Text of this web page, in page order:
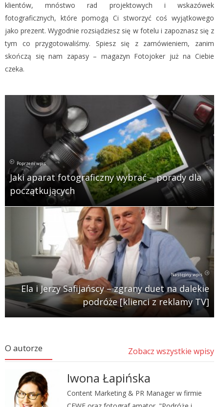
klientów, mnóstwo rad projektowych i wskazówek
fotograficznych, które pomogą Ci stworzyć coś wyjątkowego
jako prezent. Wygodnie rozsiądziesz się w fotelu i zapoznasz się z
tym co przygotowaliśmy. Spiesz się z zamówieniem, zanim
skończą się nam zapasy – magazyn Fotojoker już na Ciebie
czeka.
Poprzeni wpis
Jaki aparat fotograficzny wybrać – porady dla
początkujących
Następny wpis
Ela i Jerzy Safijańscy – zgrany duet na dalekie
podróże [klienci z reklamy TV]
O autorze Zobacz wszystkie wpisy
Iwona Łapińska
Content Marketing & PR Manager w firmie